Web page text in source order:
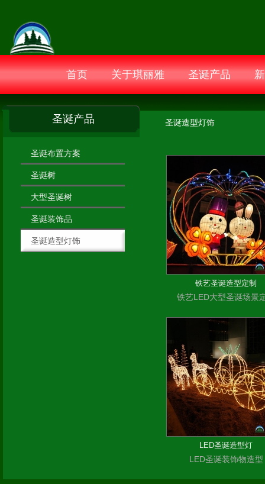
首页 关于琪丽雅 圣诞产品
圣诞产品
圣诞布置方案
圣诞树
大型圣诞树
圣诞装饰品
圣诞造型灯饰
圣诞造型灯饰
铁艺圣诞造型定制
铁艺LED大型圣诞场景
LED圣诞造型灯
LED圣诞装饰物造型